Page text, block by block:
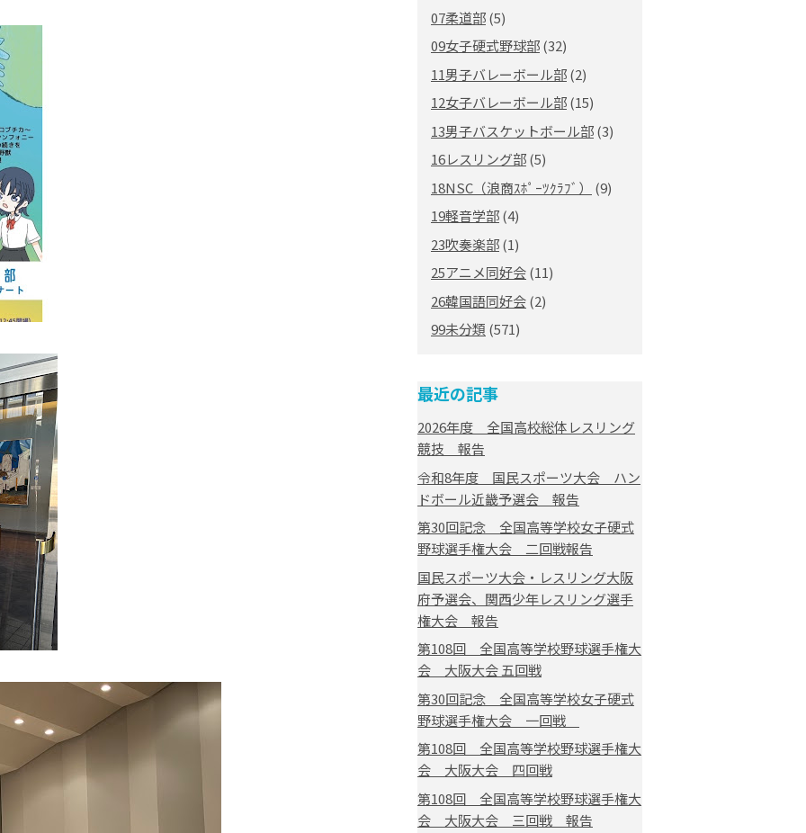
07柔道部(5)
09女子硬式野球部(32)
11男子バレーボール部(2)
12女子バレーボール部(15)
13男子バスケットボール部(3)
16レスリング部(5)
18NSC（浪商ｽﾎﾟｰﾂｸﾗﾌﾞ）
(9)
19軽音学部(4)
23吹奏楽部(1)
25アニメ同好会(11)
26韓国語同好会(2)
99未分類 (571)
最近の記事
2026年度 全国高校総体レスリング
競技 報告
令和8年度 国民スポーツ大会 ハン
ドボール近畿予選会 報告
第30回記念 全国高等学校女子硬式
野球選手権大会 二回戦報告
国民スポーツ大会・レスリング大阪
府予選会、関西少年レスリング選手
権大会 報告
第108回 全国高等学校野球選手権大
会 大阪大会 五回戦
第30回記念 全国高等学校女子硬式
野球選手権大会 一回戦
第108回 全国高等学校野球選手権大
会 大阪大会 四回戦
第108回 全国高等学校野球選手権大
会 大阪大会 三回戦 報告